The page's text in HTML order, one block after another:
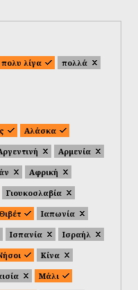
πολυ λίγα
πολλά
Αλάσκα
Αρμενία
Αφρική
Γιουκοσλαβία
Θιβέτ
Ιαπωνία
Ισπανία
Ισραήλ
Κίνα
Μάλι